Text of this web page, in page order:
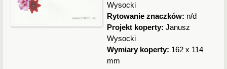
Wysocki
Rytowanie znaczków: n/d
Projekt koperty:Janusz
Wysocki
Wymiary koperty: 162 x 114
mm